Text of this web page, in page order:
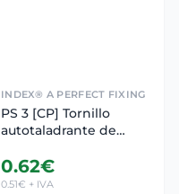
INDEX® A PERFECT FIXING
PS 3 [CP] Tornillo
autotaladrante de
panel sándwich. Punta
broca estándar #3.
0.62€
0.51€ + IVA